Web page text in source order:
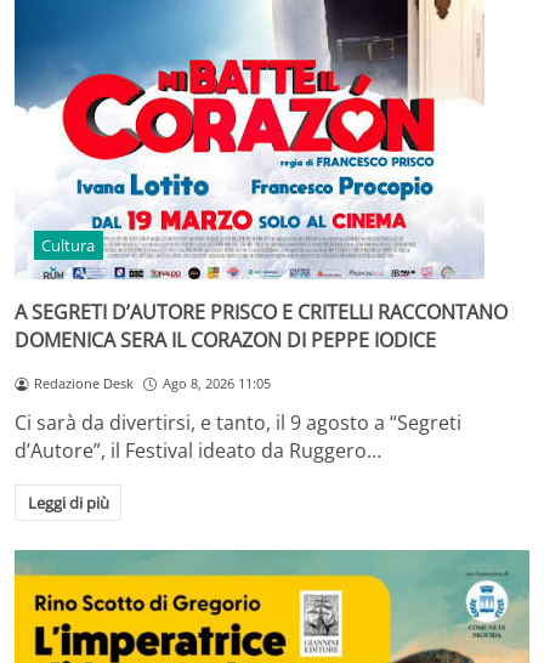
Cultura
A SEGRETI D’AUTORE PRISCO E CRITELLI RACCONTANO
DOMENICA SERA IL CORAZON DI PEPPE IODICE
Redazione Desk Ago 8, 2026 11:05
Ci sarà da divertirsi, e tanto, il 9 agosto a “Segreti
d’Autore”, il Festival ideato da Ruggero…
Leggi di più